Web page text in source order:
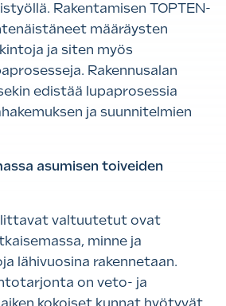
Rakentamisen TOPTEN-
määräysten
ja siten myös
Rakennusalan
edistää lupaprosessia
ja suunnitelmien
asumisen toiveiden
valtuutetut ovat
minne ja
lähivuosina rakennetaan.
on veto- ja